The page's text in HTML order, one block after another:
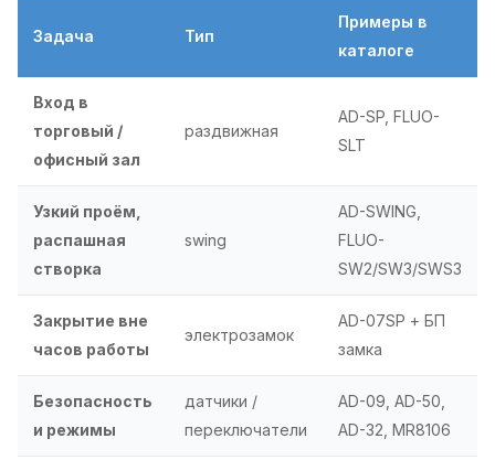
Задача Тип
Примеры в
каталоге
Вход в
торговый /
офисный зал
раздвижная
AD-SP, FLUO-
SLT
Узкий проём,
распашная
створка
swing
AD-SWING,
FLUO-
SW2/SW3/SWS3
Закрытие вне
часов работы
электрозамок
AD-07SP + БП
замка
Безопасность
и режимы
датчики /
переключатели
AD-09, AD-50,
AD-32, MR8106